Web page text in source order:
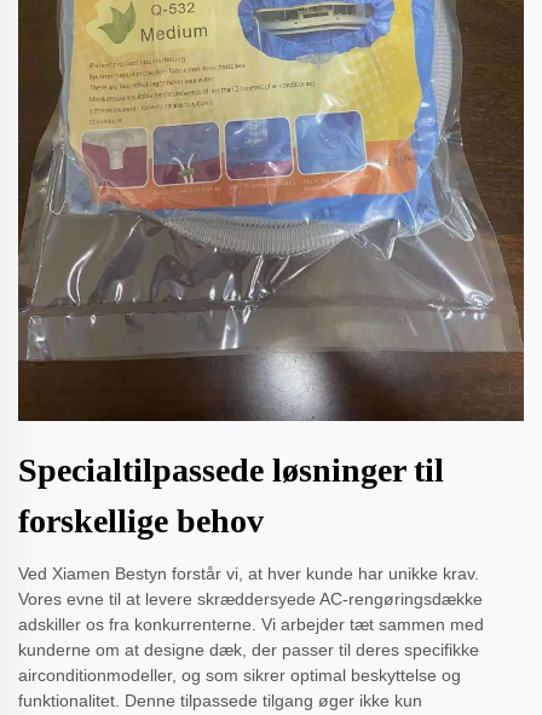
Specialtilpassede løsninger til
forskellige behov
Ved Xiamen Bestyn forstår vi, at hver kunde har unikke krav.
Vores evne til at levere skræddersyede AC-rengøringsdække
adskiller os fra konkurrenterne. Vi arbejder tæt sammen med
kunderne om at designe dæk, der passer til deres specifikke
airconditionmodeller, og som sikrer optimal beskyttelse og
funktionalitet. Denne tilpassede tilgang øger ikke kun